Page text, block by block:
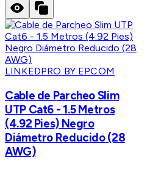
LINKEDPRO BY EPCOM
Cable de Parcheo Slim
UTP Cat6 - 1.5 Metros
(4.92 Pies) Negro
Diámetro Reducido (28
AWG)